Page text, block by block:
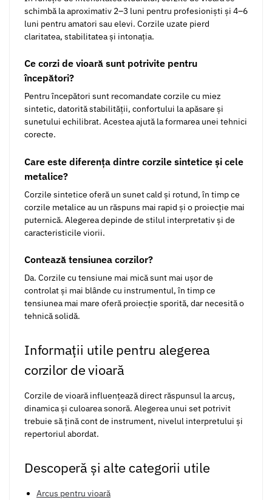
schimbă la aproximativ 2–3 luni pentru profesioniști și 4–6
luni pentru amatori sau elevi. Corzile uzate pierd
claritatea, stabilitatea și intonația.
Ce corzi de vioară sunt potrivite pentru
începători?
Pentru începători sunt recomandate corzile cu miez
sintetic, datorită stabilității, confortului la apăsare și
sunetului echilibrat. Acestea ajută la formarea unei tehnici
corecte.
Care este diferența dintre corzile sintetice și cele
metalice?
Corzile sintetice oferă un sunet cald și rotund, în timp ce
corzile metalice au un răspuns mai rapid și o proiecție mai
puternică. Alegerea depinde de stilul interpretativ și de
caracteristicile viorii.
Contează tensiunea corzilor?
Da. Corzile cu tensiune mai mică sunt mai ușor de
controlat și mai blânde cu instrumentul, în timp ce
tensiunea mai mare oferă proiecție sporită, dar necesită o
tehnică solidă.
Informații utile pentru alegerea
corzilor de vioară
Corzile de vioară influențează direct răspunsul la arcuș,
dinamica și culoarea sonoră. Alegerea unui set potrivit
trebuie să țină cont de instrument, nivelul interpretului și
repertoriul abordat.
Descoperă și alte categorii utile
Arcus pentru vioară